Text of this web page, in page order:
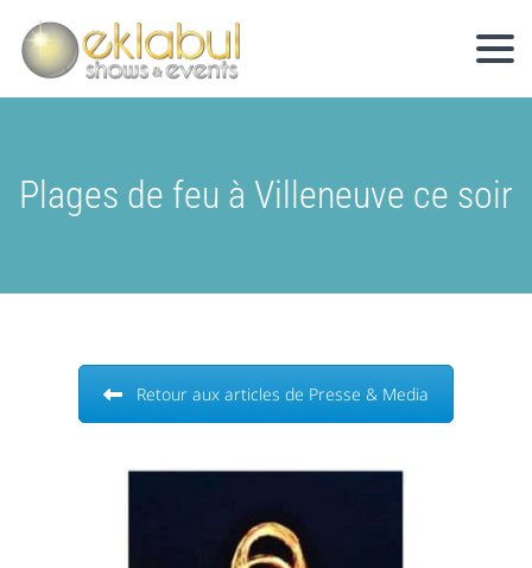
Plages de feu à Villeneuve ce soir
Retour aux articles de Presse & Media